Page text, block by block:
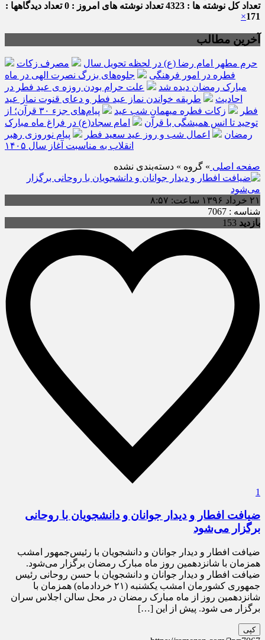
تعداد کل نوشته ها : 4323
تعداد نوشته های امروز : 0
تعداد دیدگاهها :
171
×
آخرین مطالب
حرم مطهر امام رضا (ع) در لحظه تحویل سال
مصرف زکات
فطره در امور فرهنگی
جلوه‌های بزرگ نصرت الهی در ماه
مبارک رمضان دیده شد
علت حرام بودن روزه ی عید فطر در
احادیث
طریقه خواندن نماز عید فطر و دعای قنوت نماز عید
فطر
زکات فطره میهمانِ شب عید
پیام‌های جزء ۳۰ قرآن؛ از
توحید تا انس همیشگی با قرآن
امام سجاد(ع) در فراغ ماه مبارک
رمضان
اعمال شب و روز عید سعید فطر
پیام نوروزی رهبر
انقلاب به مناسبت آغاز سال ۱۴۰۵
صفحه اصلی » گروه » دسته‌بندی نشده
۲۱ خرداد ۱۳۹۶ ساعت: ۸:۵۷
شناسه : 7067
بازدید 153
1
ضیافت افطار و دیدار جوانان و دانشجویان با روحانی
برگزار می‌شود
ضیافت افطار و دیدار جوانان و دانشجویان با رئیس‌جمهور امشب
همزمان با شانزدهمین روز ماه مبارک رمضان برگزار می‌شود.
ضیافت افطار و دیدار جوانان و دانشجویان با حسن روحانی رئیس
جمهوری کشورمان امشب یکشنبه (۲۱ خردادماه) همزمان با
شانزدهمین روز از ماه مبارک رمضان در محل سالن اجلاس سران
برگزار می شود. پیش از این […]
کپی